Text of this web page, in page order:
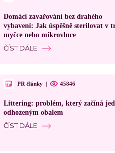
Domácí zavařování bez drahého
vybavení: Jak úspěšně sterilovat v
myčce nebo mikrovlnce
ČÍST DÁLE
PR články | 45846
Littering: problém, který začíná
odhozeným obalem
ČÍST DÁLE